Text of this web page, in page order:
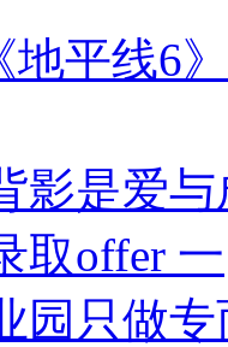
地平线6
影是爱
取offer 一
园只做